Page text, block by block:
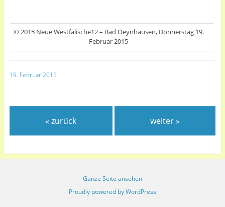
© 2015 Neue Westfälische12 – Bad Oeynhausen, Donnerstag 19.
Februar 2015
19. Februar 2015
« zurück weiter »
Ganze Seite ansehen
Proudly powered by WordPress